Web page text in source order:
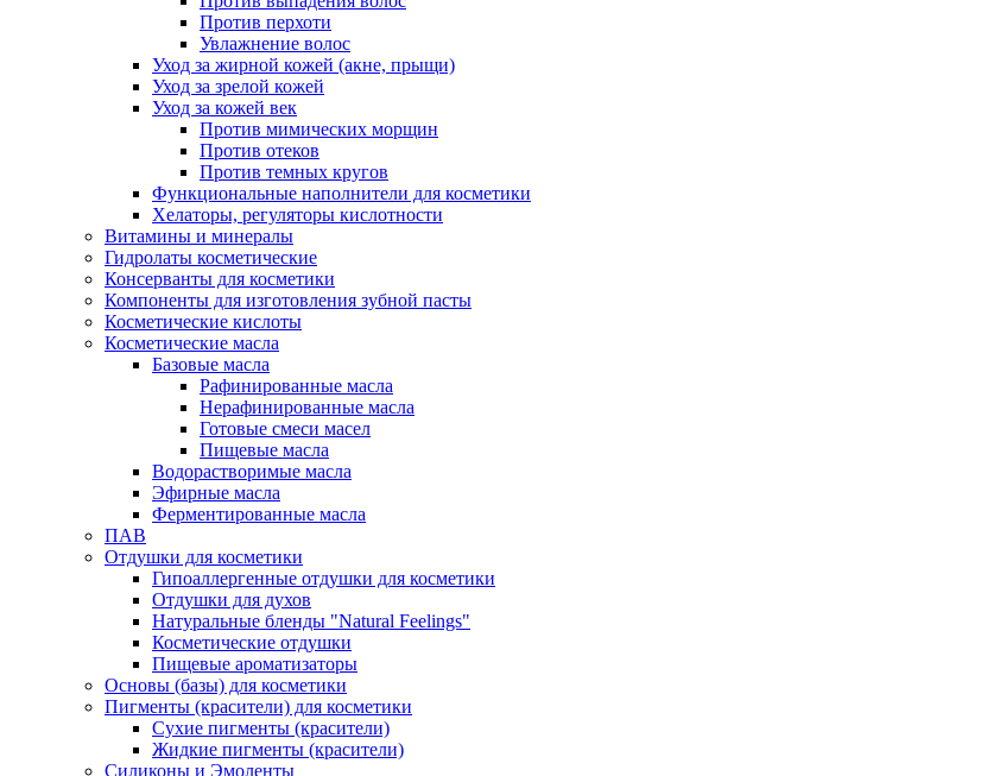
Против перхоти
Увлажнение волос
Уход за жирной кожей (акне, прыщи)
Уход за зрелой кожей
Уход за кожей век
Против мимических морщин
Против отеков
Против темных кругов
Функциональные наполнители для косметики
Хелаторы, регуляторы кислотности
Витамины и минералы
Гидролаты косметические
Консерванты для косметики
Компоненты для изготовления зубной пасты
Косметические кислоты
Косметические масла
Базовые масла
Рафинированные масла
Нерафинированные масла
Готовые смеси масел
Пищевые масла
Водорастворимые масла
Эфирные масла
Ферментированные масла
ПАВ
Отдушки для косметики
Гипоаллергенные отдушки для косметики
Отдушки для духов
Натуральные бленды "Natural Feelings"
Косметические отдушки
Пищевые ароматизаторы
Основы (базы) для косметики
Пигменты (красители) для косметики
Сухие пигменты (красители)
Жидкие пигменты (красители)
Силиконы и Эмоленты